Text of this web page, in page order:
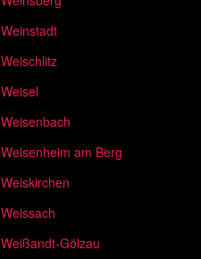
Weinstadt
Weischlitz
Weisel
Weisenbach
Weisenheim am Berg
Weiskirchen
Weissach
Weißandt-Gölzau